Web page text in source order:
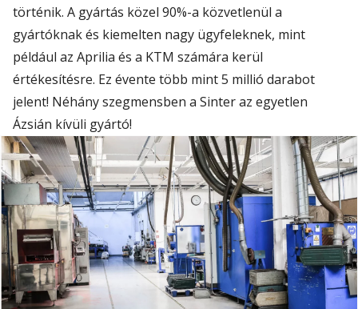
történik. A gyártás közel 90%-a közvetlenül a
gyártóknak és kiemelten nagy ügyfeleknek, mint
például az Aprilia és a KTM számára kerül
értékesítésre. Ez évente több mint 5 millió darabot
jelent! Néhány szegmensben a Sinter az egyetlen
Ázsián kívüli gyártó!